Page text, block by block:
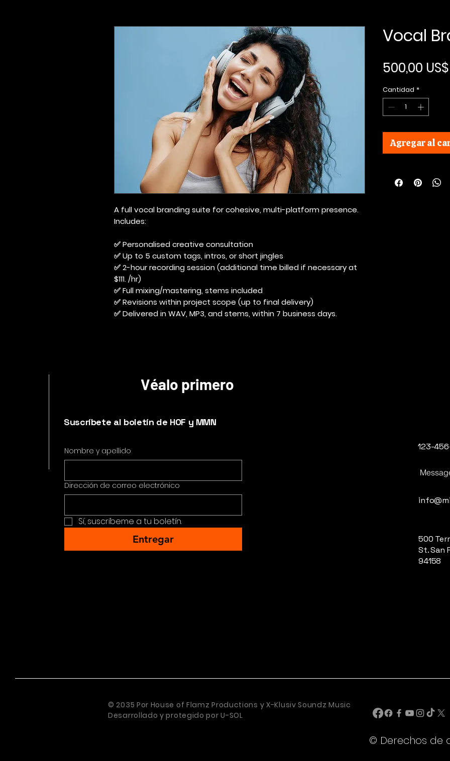
A full vocal branding suite for cohesive, multi-platform presence.
Includes:
✅ Personalised creative consultation
✅ Up to 5 custom tags, intros, or short jingles
✅ 2-hour recording session (additional time billed if necessary at
$111. /hr)
✅ Full mixing/mastering, stems included
✅ Revisions within project scope (up to final delivery)
✅ Delivered in WAV, MP3, and stems, within 7 business days.
Vocal
500,00 US$
Cantidad *
Agregar al
Suscríbete al boletín de HOF y MMN
Nombre y apellido
Dirección de correo electrónico
Sí, suscríbeme a tu boletín.
Entregar
123-
500
St. San
94158
Véalo primero
© 2035 Por House of Flamz Productions y X-Klusiv Soundz Music
Desarrollado y protegido porU-SOL
© Derechos de